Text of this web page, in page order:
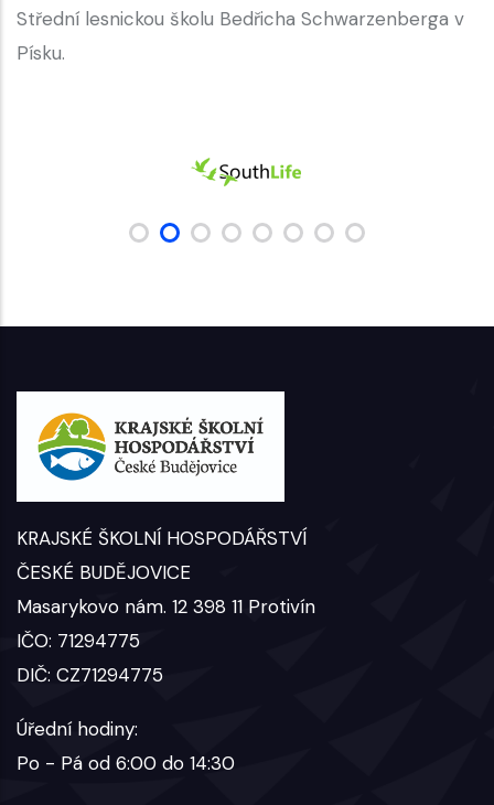
Střední lesnickou školu Bedřicha Schwarzenberga v
Písku.
KRAJSKÉ ŠKOLNÍ HOSPODÁŘSTVÍ
ČESKÉ BUDĚJOVICE
Masarykovo nám. 12 398 11 Protivín
IČO: 71294775
DIČ: CZ71294775
Úřední hodiny:
Po - Pá od 6:00 do 14:30